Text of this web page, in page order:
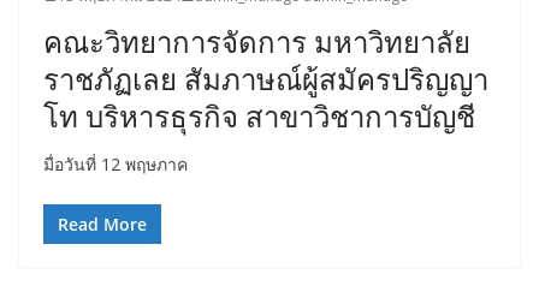
คณะวิทยาการจัดการ มหาวิทยาลัย
ราชภัฏเลย สัมภาษณ์ผู้สมัครปริญญา
โท บริหารธุรกิจ สาขาวิชาการบัญชี
มื่อวันที่ 12 พฤษภาค
Read More